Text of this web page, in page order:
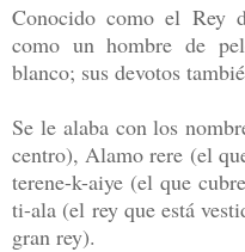
Conocido como el Rey
como un hombre de
blanco; sus devotos
Se le alaba con los
centro), Alamo rere (el
terene-k-aiye (el que
ti-ala (el rey que está
gran rey).